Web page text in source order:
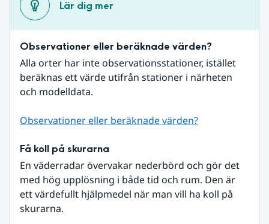
Lär dig mer
Observationer eller beräknade värden?
Alla orter har inte observationsstationer, istället
beräknas ett värde utifrån stationer i närheten
och modelldata.
Observationer eller beräknade värden?
Få koll på skurarna
En väderradar övervakar nederbörd och gör det
med hög upplösning i både tid och rum. Den är
ett värdefullt hjälpmedel när man vill ha koll på
skurarna.